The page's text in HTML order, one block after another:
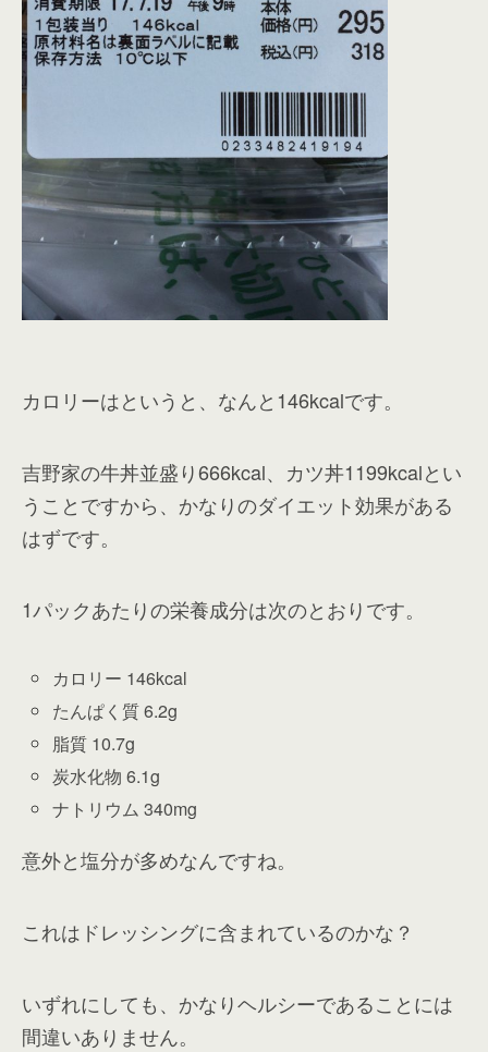
カロリーはというと、なんと146kcalです。
吉野家の牛丼並盛り666kcal、カツ丼1199kcalとい
うことですから、かなりのダイエット効果がある
はずです。
1パックあたりの栄養成分は次のとおりです。
カロリー 146kcal
たんぱく質 6.2g
脂質 10.7g
炭水化物 6.1g
ナトリウム 340mg
意外と塩分が多めなんですね。
これはドレッシングに含まれているのかな？
いずれにしても、かなりヘルシーであることには
間違いありません。